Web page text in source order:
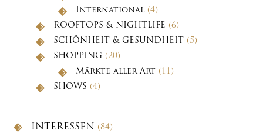
International (4)
ROOFTOPS & NIGHTLIFE (6)
SCHÖNHEIT & GESUNDHEIT (5)
SHOPPING (20)
Märkte aller Art (11)
SHOWS (4)
INTERESSEN (84)